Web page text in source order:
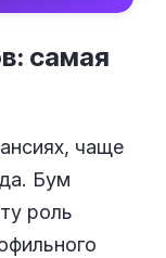
самая
чаще
Бум
роль